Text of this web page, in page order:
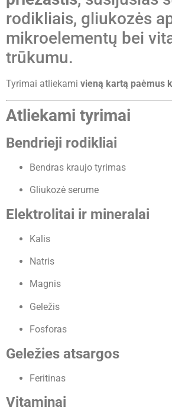
rodikliais, gliukozės
mikroelementų bei
trūkumu.
Tyrimai atliekami vieną kartą paėmus
Atliekami tyrimai
Bendrieji rodikliai
Bendras kraujo tyrimas
Gliukozė serume
Elektrolitai ir mineralai
Kalis
Natris
Magnis
Geležis
Fosforas
Geležies atsargos
Feritinas
Vitaminai